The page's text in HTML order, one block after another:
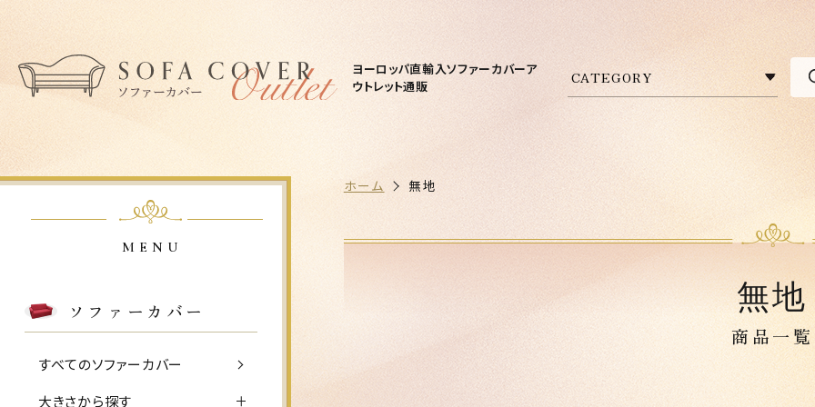
ヨーロッパ直輸入ソファーカバーア
ウトレット通販
ホーム 無地
無地
商品一覧
MENU
ソファーカバー
すべてのソファーカバー
大きさから探す